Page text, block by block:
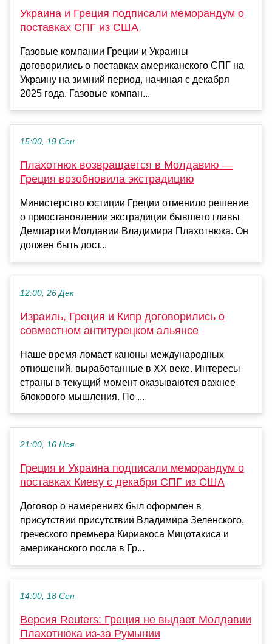
Украина и Греция подписали меморандум о
поставках СПГ из США
Газовые компании Греции и Украины
договорились о поставках американского СПГ на
Украину на зимний период, начиная с декабря
2025 года. Газовые компан...
15:00, 19 Сен
Плахотнюк возвращается в Молдавию —
Греция возобновила экстрадицию
Министерство юстиции Греции отменило решение
о приостановлении экстрадиции бывшего главы
Демпартии Молдавии Владимира Плахотнюка. Он
должен быть дост...
12:00, 26 Дек
Израиль, Греция и Кипр договорились о
совместном антитурецком альянсе
Наше время ломает каноны международных
отношений, выработанные в ХХ веке. Интересы
страны в текущий момент оказываются важнее
блокового мышления. По ...
21:00, 16 Ноя
Греция и Украина подписали меморандум о
поставках Киеву с декабря СПГ из США
Договор о намерениях был оформлен в
присутствии присутствии Владимира Зеленского,
греческого премьера Кириакоса Мицотакиса и
американского посла в Гр...
14:00, 18 Сен
Версия Reuters: Греция не выдает Молдавии
Плахотнюка из-за Румынии